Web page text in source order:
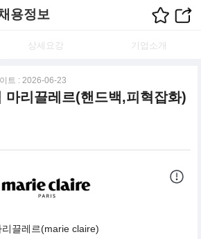
용정보
상세요강 기업소개
트 : 2026-06-23
마리끌레르(핸드백,피혁잡화)
리끌레르(marie claire)